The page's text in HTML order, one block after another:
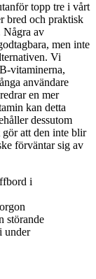
topp tre i vårt
bred och praktisk
Några av
men inte
Vi
vitaminerna,
användare
en mer
kan detta
dessutom
att den inte blir
förväntar sig av
störande
under